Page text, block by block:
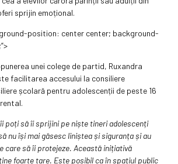
sprijin emoțional.
position: center center; background-
unei colege de partid, Ruxandra
facilitarea accesului la consiliere
școlară pentru adolescenții de peste 16
poți să îi sprijini pe niște tineri adolescenți
nu își mai găsesc liniștea și siguranța și au
care să îi protejeze. Această inițiativă
foarte tare. Este posibil ca în spațiul public